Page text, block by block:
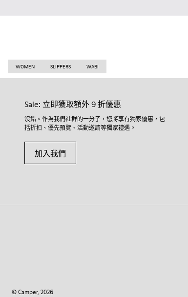
WOMEN SLIPPERS WABI
Sale: 立即獲取額外 9 折優惠
沒錯。作為我們社群的一分子，您將享有獨家優惠，包
括折扣、優先預覽、活動邀請等獨家禮遇。
加入我們
© Camper, 2026